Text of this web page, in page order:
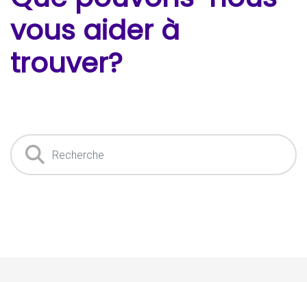
vous aider à
trouver?
Recherche